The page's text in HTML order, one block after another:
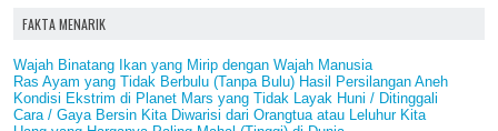
FAKTA MENARIK
Wajah Binatang Ikan yang Mirip dengan Wajah Manusia
Ras Ayam yang Tidak Berbulu (Tanpa Bulu) Hasil Persilangan Aneh
Kondisi Ekstrim di Planet Mars yang Tidak Layak Huni / Ditinggali
Cara / Gaya Bersin Kita Diwarisi dari Orangtua atau Leluhur Kita